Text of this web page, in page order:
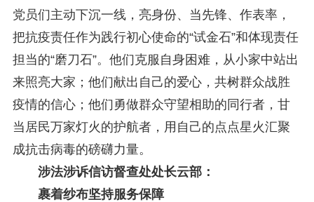
中国法学会2025年度部级法学研究课题立项公告 2025-07-20
中国法学会2025年度部级法学研究课题立项公示公告 2025-07-08
重庆市法学会第五期法学研究立项课题名单公布 2025-05-20
2025-04-22
2025-03-12
党员们主动下沉一线，亮身份、当先锋、作表率，
把抗疫责任作为践行初心使命的“试金石”和体现责任
担当的“磨刀石”。他们克服自身困难，从小家中站出
来照亮大家；他们献出自己的爱心，共树群众战胜
疫情的信心；他们勇做群众守望相助的同行者，甘
当居民万家灯火的护航者，用自己的点点星火汇聚
成抗击病毒的磅礴力量。
涉法涉诉信访督查处处长云部：
裹着纱布坚持服务保障